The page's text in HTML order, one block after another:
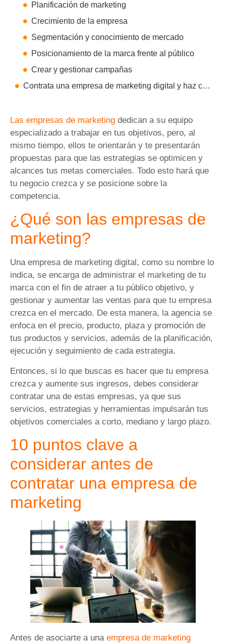
Planificación de marketing
Crecimiento de la empresa
Segmentación y conocimiento de mercado
Posicionamiento de la marca frente al público
Crear y gestionar campañas
Contrata una empresa de marketing digital y haz crecer tu empresa
Las empresas de marketing dedican a su equipo
especializado a trabajar en tus objetivos, pero, al
mismo tiempo, ellos te orientarán y te presentarán
propuestas para que las estrategias se optimicen y
alcances tus metas comerciales. Todo esto hará que
tu negocio crezca y se posicione sobre la
competencia.
¿Qué son las empresas de
marketing?
Una empresa de marketing digital, como su nombre lo
indica, se encarga de administrar el marketing de tu
marca con el fin de atraer a tu público objetivo, y
gestionar y aumentar las ventas para que tu empresa
crezca en el mercado. De esta manera, la agencia se
enfoca en el precio, producto, plaza y promoción de
tus productos y servicios, además de la planificación,
ejecución y seguimiento de cada estrategia.
Entonces, si lo que buscas es hacer que tu empresa
crezca y aumente sus ingresos, debes considerar
contratar una de estas empresas, ya que sus
servicios, estrategias y herramientas impulsarán tus
objetivos comerciales a corto, mediano y largo plazo.
10 puntos clave a
considerar antes de
contratar una empresa de
marketing
Antes de asociarte a una empresa de marketing